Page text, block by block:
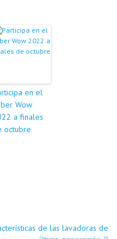
en el
Wow
a finales
octubre
de las lavadoras de